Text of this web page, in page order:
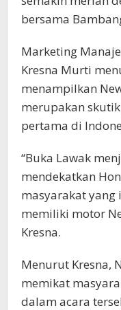
bersama
Marketing
Kresna Murti
menampilkan
merupakan
pertama di
“Buka Lawak
mendekatkan
masyarakat yang
memiliki motor
Kresna.
Menurut Kresna,
memikat
dalam acara